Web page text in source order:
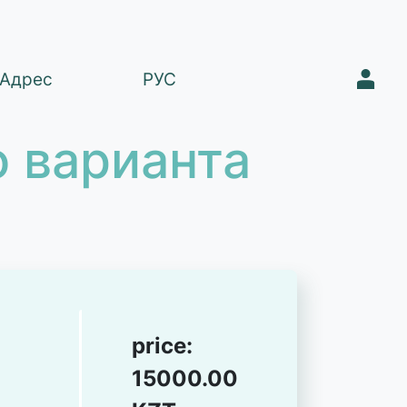
Адрес РУС 1
price:
15000.00